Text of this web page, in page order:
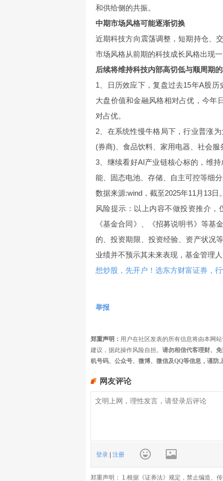
和供给侧的共振。
中期市场风格可能逐渐切换
近期科技方向震荡调整，短期持仓、
市场风格从前期的科技成长风格出现
后续将维持科技内部高切低与顺周期
1、日历效应下，复盘过去15年A股
大盘价值和金融风格相对占优，今年
对占优。
2、在系统性慢牛格局下，行业普涨
(券商)、食品饮料、家用电器、社会服
3、继续看好AI产业链核心标的，维
能、固态电池、存储、自主可控等细
数据来源:wind，截至2025年11月13日
风险提示：以上内容不做投资推介
《基金合同》、《招募说明书》等基
的、投资期限、投资经验、资产状况
业绩并不预示其未来表现，基金管理
想炒股，先开户！选东方财富证券，
举报
郑重声明： 用户在社区发表的所有信息将由本网
建议，据此操作风险自担。 请勿相信代客理财、
机号码、公众号、微博、微信及QQ等信息，谨防
网友评论
登录 注册
郑重声明： 1.根据《证券法》规定，禁止编造、